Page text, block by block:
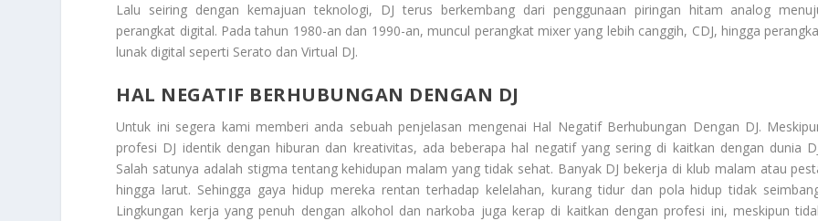
Lalu seiring dengan kemajuan teknologi, DJ terus berkembang dari penggunaan piringan hitam analog
perangkat digital. Pada tahun 1980-an dan 1990-an, muncul perangkat mixer yang lebih canggih, CDJ, hingga
lunak digital seperti Serato dan Virtual DJ.
HAL NEGATIF BERHUBUNGAN DENGAN DJ
Untuk ini segera kami memberi anda sebuah penjelasan mengenai Hal Negatif Berhubungan Dengan DJ.
profesi DJ identik dengan hiburan dan kreativitas, ada beberapa hal negatif yang sering di kaitkan dengan dunia
Salah satunya adalah stigma tentang kehidupan malam yang tidak sehat. Banyak DJ bekerja di klub malam atau
hingga larut. Sehingga gaya hidup mereka rentan terhadap kelelahan, kurang tidur dan pola hidup tidak
Lingkungan kerja yang penuh dengan alkohol dan narkoba juga kerap di kaitkan dengan profesi ini, meskipun